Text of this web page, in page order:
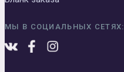
МЫ В СОЦИАЛЬНЫХ СЕТЯХ: